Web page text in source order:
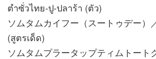
ตำซั่วไทย-ปู-ปลาร้า (ตัว)
ソムタムカイフー（スートゥデー
(สูตรเด็ด)
ソムタムプラータップティムトート